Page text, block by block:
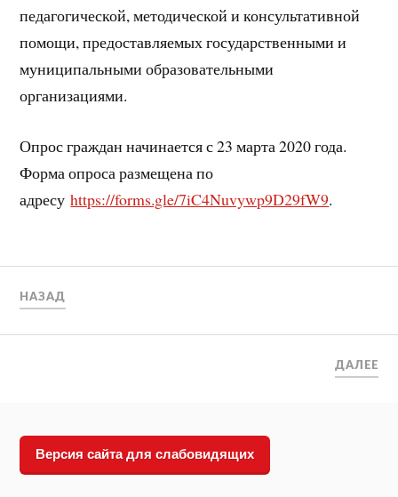
педагогической, методической и консультативной
помощи, предоставляемых государственными и
муниципальными образовательными
организациями.
Опрос граждан начинается с 23 марта 2020 года.
Форма опроса размещена по
адресуhttps://forms.gle/7iC4Nuvywp9D29fW9.
НАЗАД
ДАЛЕЕ
Версия сайта для слабовидящих